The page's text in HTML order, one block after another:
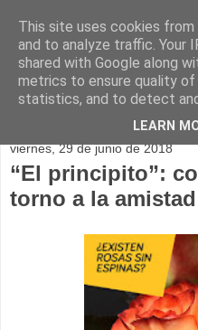
viernes, 29 de junio de 2018
“El principito”:
torno a la amistad
This site uses cookies
and to analyze traffic. Your
shared with Google along
metrics to ensure quality of
statistics, and to detect
LEARN